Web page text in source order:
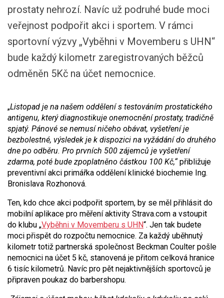
prostaty nehrozí. Navíc už podruhé bude moci
veřejnost podpořit akci i sportem. V rámci
sportovní výzvy „Vyběhni v Movemberu s UHN“
bude každý kilometr zaregistrovaných běžců
odměněn 5Kč na účet nemocnice.
„Listopad je na našem oddělení s testováním prostatického
antigenu, který diagnostikuje onemocnění prostaty, tradičně
spjatý. Pánové se nemusí ničeho obávat, vyšetření je
bezbolestné, výsledek je k dispozici na vyžádání do druhého
dne po odběru. Pro prvních 500 zájemců je vyšetření
zdarma, poté bude zpoplatněno částkou 100 Kč,“přibližuje
preventivní akci primářka oddělení klinické biochemie Ing.
Bronislava Rozhonová.
Ten, kdo chce akci podpořit sportem, by se měl přihlásit do
mobilní aplikace pro měření aktivity Strava.com a vstoupit
do klubu „Vyběhni v Movemberu s UHN“. Jen tak budete
moci přispět do rozpočtu nemocnice. Za každý uběhnutý
kilometr totiž partnerská společnost Beckman Coulter pošle
nemocnici na účet 5 kč, stanovená je přitom celková hranice
6 tisíc kilometrů. Navíc pro pět nejaktivnějších sportovců je
připraven poukaz do barbershopu.